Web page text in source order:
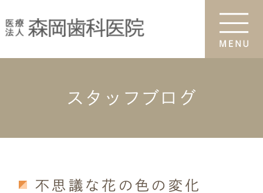
スタッフブログ
不思議な花の色の変化